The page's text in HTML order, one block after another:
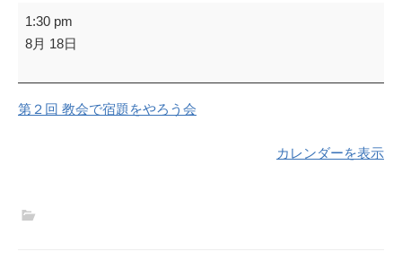
第
２
教
会
や
1:30 pm
8月 18日
第２回 教会で宿題をやろう会
カレンダーを表示